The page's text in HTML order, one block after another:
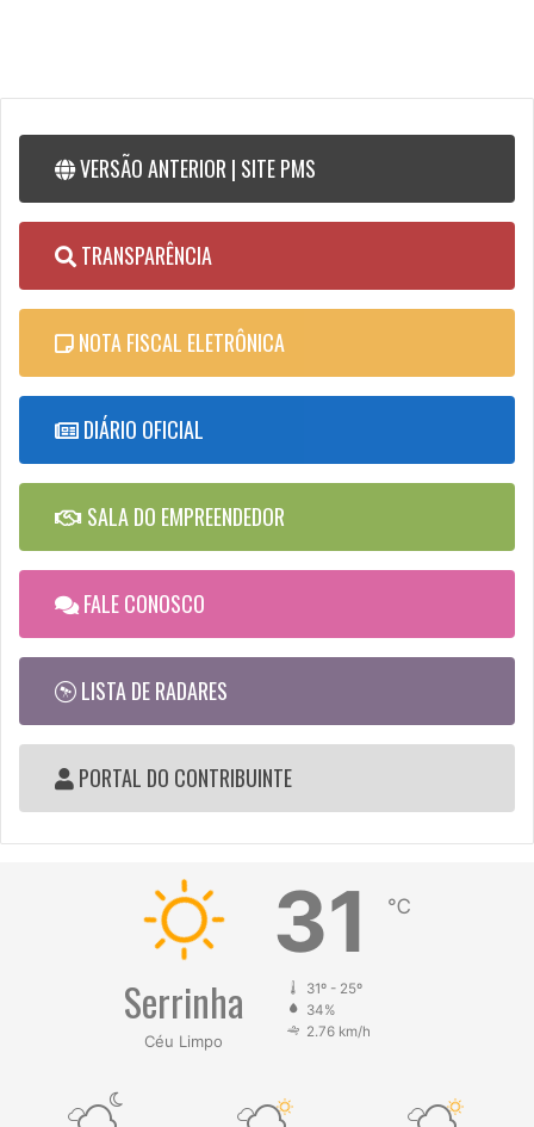
VERSÃO ANTERIOR | SITE PMS
TRANSPARÊNCIA
NOTA FISCAL ELETRÔNICA
DIÁRIO OFICIAL
SALA DO EMPREENDEDOR
FALE CONOSCO
LISTA DE RADARES
PORTAL DO CONTRIBUINTE
Serrinha
Céu Limpo
31 ℃
31º - 25º
34%
2.76 km/h